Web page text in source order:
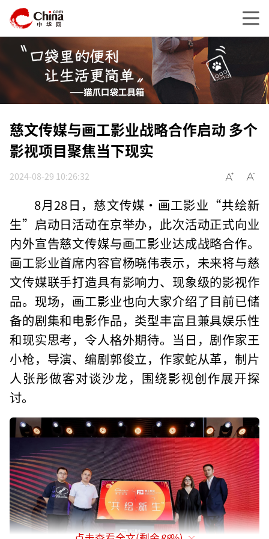
慈文传媒与画工影业战略合作启动 多个
影视项目聚焦当下现实
2024-08-29 10:26:32
8月28日，慈文传媒·画工影业“共绘新
生”启动日活动在京举办，此次活动正式向业
内外宣告慈文传媒与画工影业达成战略合作。
画工影业首席内容官杨晓伟表示，未来将与慈
文传媒联手打造具有影响力、现象级的影视作
品。现场，画工影业也向大家介绍了目前已储
备的剧集和电影作品，类型丰富且兼具娱乐性
和现实思考，令人格外期待。当日，剧作家王
小枪，导演、编剧郭俊立，作家蛇从革，制片
人张彤做客对谈沙龙，围绕影视创作展开探
讨。